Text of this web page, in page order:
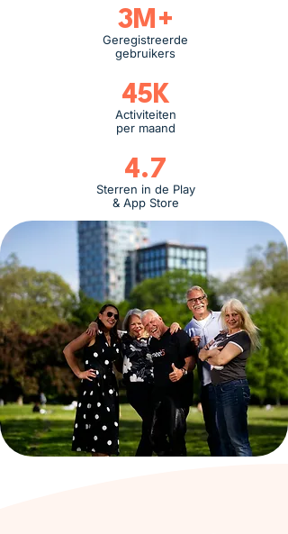
3M+
Geregistreerde
gebruikers
45K
Activiteiten
per maand
4.7
Sterren in de Play
& App Store